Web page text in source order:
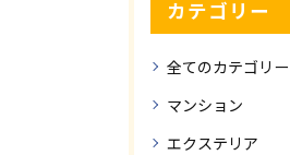
カテゴリー
全てのカテゴリー
マンション
エクステリア